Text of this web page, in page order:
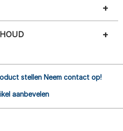
stellen Neem contact op!
aanbevelen